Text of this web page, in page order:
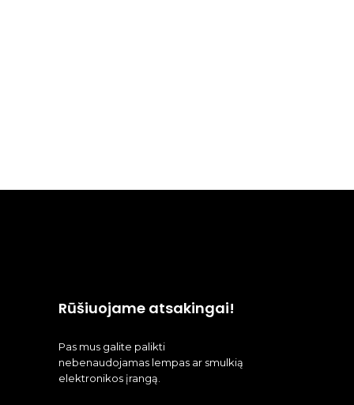
Rūšiuojame atsakingai!
Pas mus galite palikti
nebenaudojamas lempas ar smulkią
elektronikos įrangą.